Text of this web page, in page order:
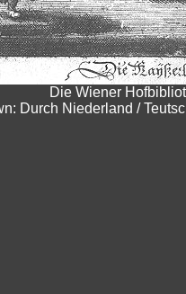
Die Wiener
Durch Niederland /